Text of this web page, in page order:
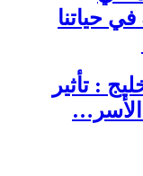
حياتنا
: تأثير
الأسر…